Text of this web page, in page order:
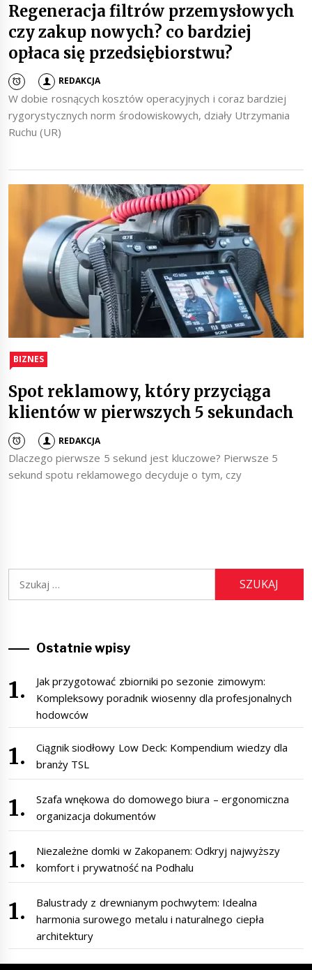
Regeneracja filtrów przemysłowych
czy zakup nowych? co bardziej
opłaca się przedsiębiorstwu?
REDAKCJA
W dobie rosnących kosztów operacyjnych i coraz bardziej
rygorystycznych norm środowiskowych, działy Utrzymania
Ruchu (UR)
BIZNES
Spot reklamowy, który przyciąga
klientów w pierwszych 5 sekundach
REDAKCJA
Dlaczego pierwsze 5 sekund jest kluczowe? Pierwsze 5
sekund spotu reklamowego decyduje o tym, czy
Ostatnie wpisy
Jak przygotować zbiorniki po sezonie zimowym:
Kompleksowy poradnik wiosenny dla profesjonalnych
hodowców
Ciągnik siodłowy Low Deck: Kompendium wiedzy dla
branży TSL
Szafa wnękowa do domowego biura – ergonomiczna
organizacja dokumentów
Niezależne domki w Zakopanem: Odkryj najwyższy
komfort i prywatność na Podhalu
Balustrady z drewnianym pochwytem: Idealna
harmonia surowego metalu i naturalnego ciepła
architektury